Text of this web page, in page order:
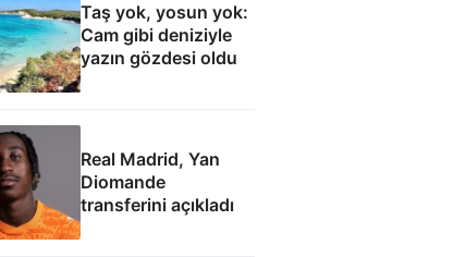
Taş yok, yosun yok:
Cam gibi deniziyle
yazın gözdesi oldu
Real Madrid, Yan
Diomande
transferini açıkladı